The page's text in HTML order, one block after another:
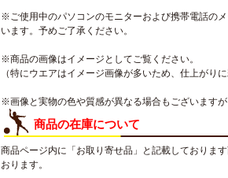
※ご使用中のパソコンのモニターおよび携帯電話の
います。予めご了承ください。
※商品の画像はイメージとしてご覧ください。
（特にウエアはイメージ画像が多いため、仕上がり
※画像と実物の色や質感が異なる場合もございます
商品の在庫について
商品ページ内に「お取り寄せ品」と記載しておりま
おります。